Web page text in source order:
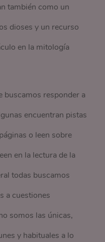
también como un
dioses y un recurso
en la mitología
buscamos responder a
encuentran pistas
o leen sobre
en la lectura de la
todas buscamos
a cuestiones
somos las únicas,
y habituales a lo